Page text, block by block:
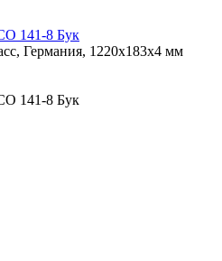
141-8 Бук
Германия, 1220x183x4 мм
141-8 Бук